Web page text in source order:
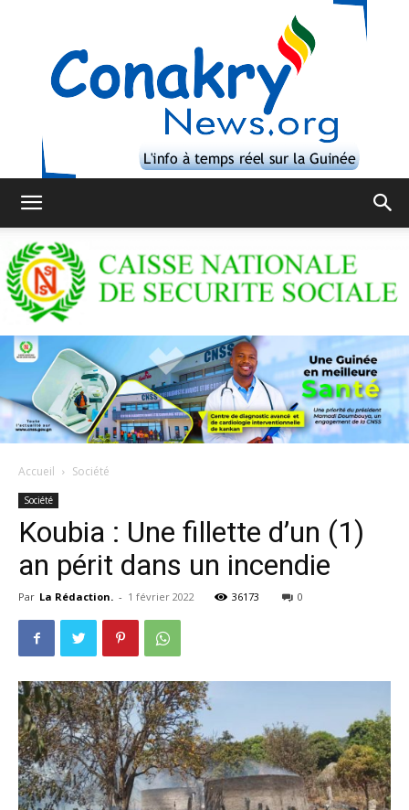
Accueil Société
Société
Koubia : Une fillette d’un (1)
an périt dans un incendie
Par La Rédaction. - 1 février 2022 36173 0